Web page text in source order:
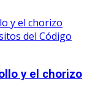
y el chorizo